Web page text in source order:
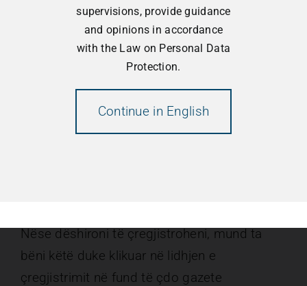
Duke vazhduar, ju pranoni politikën e privatësisë
Nëse dëshironi të çregjistroheni, mund ta
bëni këtë duke klikuar në lidhjen e
çregjistrimit në fund të çdo gazete
supervisions, provide guidance
and opinions in accordance
with the Law on Personal Data
Protection.
Continue in English